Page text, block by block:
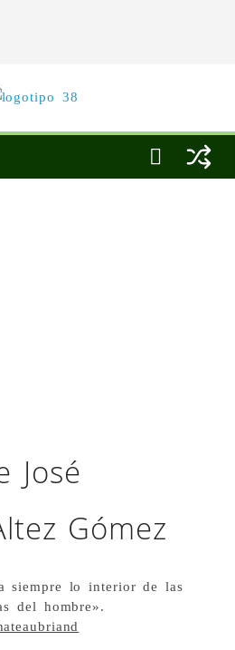
José
Gómez
siempre lo interior de las
del hombre».